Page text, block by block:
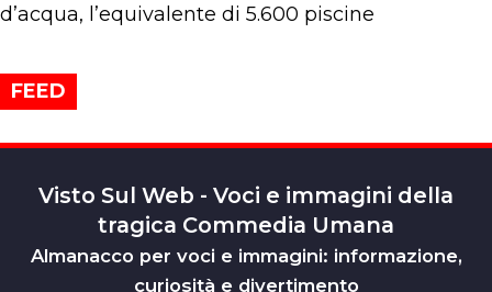
d’acqua, l’equivalente di 5.600 piscine
FEED
Visto Sul Web - Voci e immagini della
tragica Commedia Umana
Almanacco per voci e immagini: informazione,
curiosità e divertimento